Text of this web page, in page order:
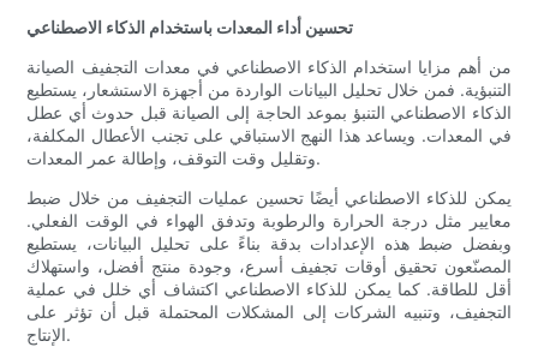
تحسين أداء المعدات باستخدام الذكاء الاصطناعي
من أهم مزايا استخدام الذكاء الاصطناعي في معدات التجفيف الصيانة
التنبؤية. فمن خلال تحليل البيانات الواردة من أجهزة الاستشعار، يستطيع
الذكاء الاصطناعي التنبؤ بموعد الحاجة إلى الصيانة قبل حدوث أي عطل
في المعدات. ويساعد هذا النهج الاستباقي على تجنب الأعطال المكلفة،
وتقليل وقت التوقف، وإطالة عمر المعدات.
يمكن للذكاء الاصطناعي أيضًا تحسين عمليات التجفيف من خلال ضبط
معايير مثل درجة الحرارة والرطوبة وتدفق الهواء في الوقت الفعلي.
وبفضل ضبط هذه الإعدادات بدقة بناءً على تحليل البيانات، يستطيع
المصنّعون تحقيق أوقات تجفيف أسرع، وجودة منتج أفضل، واستهلاك
أقل للطاقة. كما يمكن للذكاء الاصطناعي اكتشاف أي خلل في عملية
التجفيف، وتنبيه الشركات إلى المشكلات المحتملة قبل أن تؤثر على
الإنتاج.